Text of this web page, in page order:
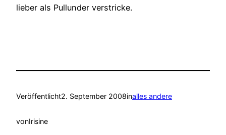
lieber als Pullunder verstricke.
Veröffentlicht2. September 2008inalles andere
vonIrisine